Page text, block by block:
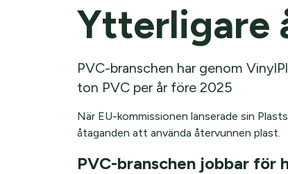
Ytterligare
PVC-branschen har genom
ton PVC per år före 2025
När EU-kommissionen lanserade sin
åtaganden att använda återvunnen plast.
PVC-branschen jobbar för